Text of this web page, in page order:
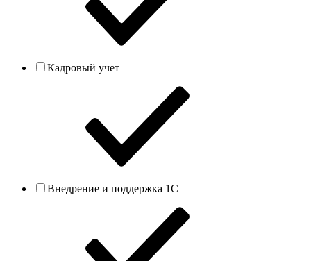
Кадровый учет
Внедрение и поддержка 1С